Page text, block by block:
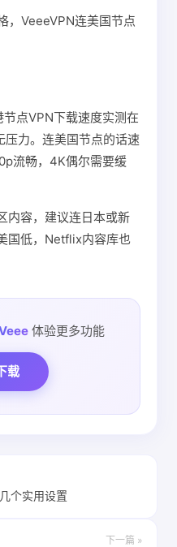
，VeeeVPN连美国节点
点VPN下载速度实测在
力。连美国节点的话速
流畅，4K偶尔需要缓
内容，建议连日本或新
低，Netflix内容库也
体验更多功能
载
个实用设置
下一篇 »